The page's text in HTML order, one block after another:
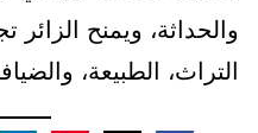
والحداثة، ويمنح الزائر
التراث، الطبيعة،